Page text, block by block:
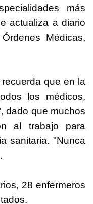
más
actualiza a diario
Médicas,
que en la
los médicos,
dado que muchos
al trabajo para
sanitaria. "Nunca
28 enfermeros